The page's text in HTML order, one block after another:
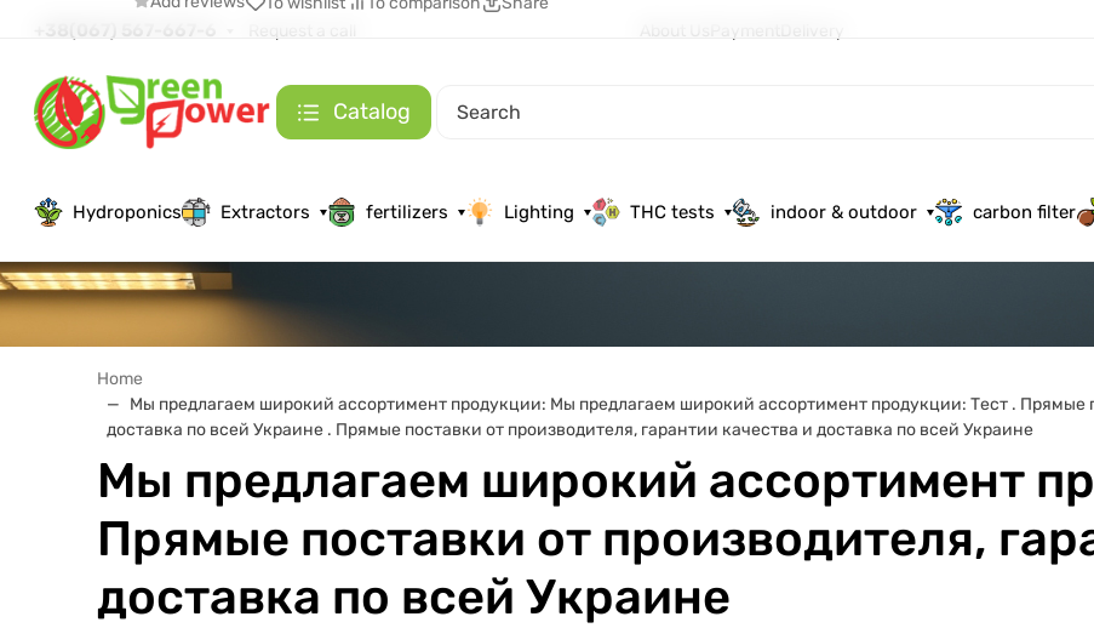
Catalog
Hydroponics Extractors fertilizers Lighting THC tests indoor & outdoor carbon filter
Home
Мы предлагаем широкий ассортимент продукции: Мы предлагаем широкий ассортимент продукции: Тест . Прямые
доставка по всей Украине . Прямые поставки от производителя, гарантии качества и доставка по всей Украине
Мы предлагаем широкий ассортимент
Прямые поставки от производителя,
доставка по всей Украине